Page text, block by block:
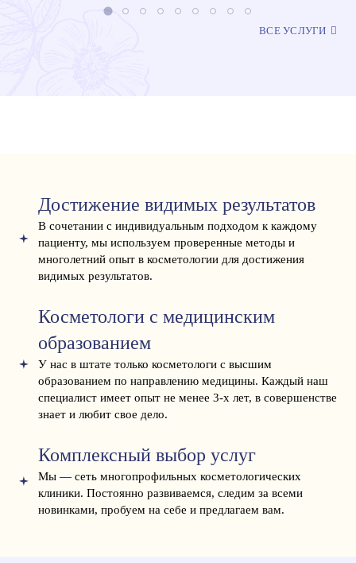
ВСЕ УСЛУГИ
Достижение видимых результатов
В сочетании с индивидуальным подходом к каждому
пациенту, мы используем проверенные методы и
многолетний опыт в косметологии для достижения
видимых результатов.
Косметологи с медицинским
образованием
У нас в штате только косметологи с высшим
образованием по направлению медицины. Каждый наш
специалист имеет опыт не менее 3-х лет, в совершенстве
знает и любит свое дело.
Комплексный выбор услуг
Мы — сеть многопрофильных косметологических
клиники. Постоянно развиваемся, следим за всеми
новинками, пробуем на себе и предлагаем вам.